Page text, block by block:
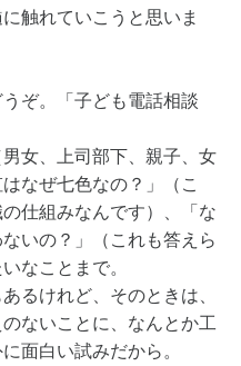
触れていこうと思いま
ぞ。「子ども電話相談
女、上司部下、親子、女
なぜ七色なの？」（こ
仕組みなんです）、「な
いの？」（これも答えら
なことまで。
るけれど、そのときは、
ないことに、なんとか工
面白い試みだから。